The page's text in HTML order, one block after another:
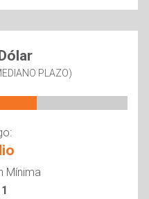
PLAZO)
Mínima